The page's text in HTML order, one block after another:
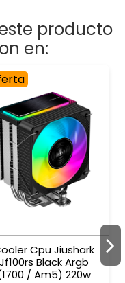
producto
en:
Cpu Jiushark
Jf100rs Black Argb
/ Am5) 220w